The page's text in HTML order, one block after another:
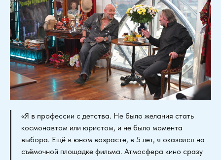
«Я в профессии с детства. Не было желания стать
космонавтом или юристом, и не было момента
выбора. Ещё в юном возрасте, в 5 лет, я оказался на
съёмочной площадке фильма. Атмосфера кино сразу